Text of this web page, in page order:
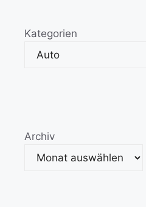
Kategorien
Archiv